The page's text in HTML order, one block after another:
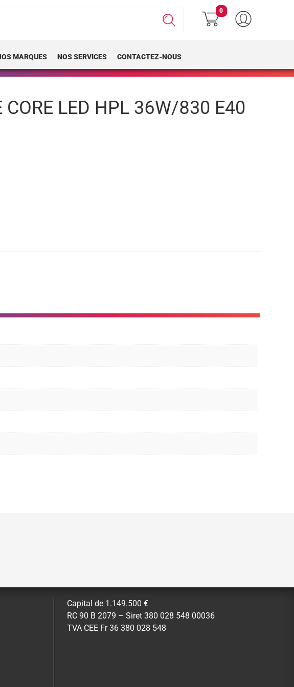
0
MARQUES NOS SERVICES CONTACTEZ-NOUS
CORE LED HPL 36W/830 E40
Capital de 1.149.500 €
RC 90 B 2079 – Siret 380 028 548 00036
TVA CEE Fr 36 380 028 548